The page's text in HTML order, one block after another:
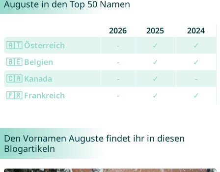
Auguste in den Top 50 Namen
2026 2025
2024
🇦🇹 Österreich
- ✓
✓
🇧🇪 Belgien
- ✓
✓
🇨🇦 Kanada
- ✓
-
🇫🇷 Frankreich
- ✓ ✓
Den Vornamen Auguste findet ihr in diesen
Blogartikeln